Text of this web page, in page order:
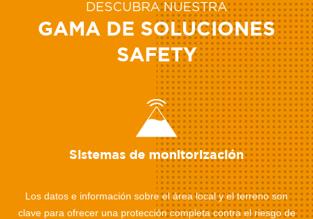
DESCUBRA NUESTRA
GAMA DE SOLUCIONES
SAFETY
Sistemas de monitorización
Los datos e información sobre el área local y el terreno son
clave para ofrecer una protección completa contra el riesgo de